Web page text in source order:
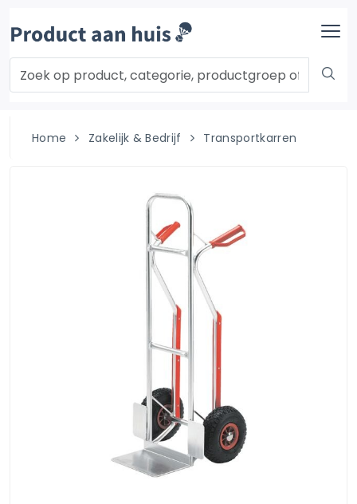
Home Zakelijk & Bedrijf Transportkarren